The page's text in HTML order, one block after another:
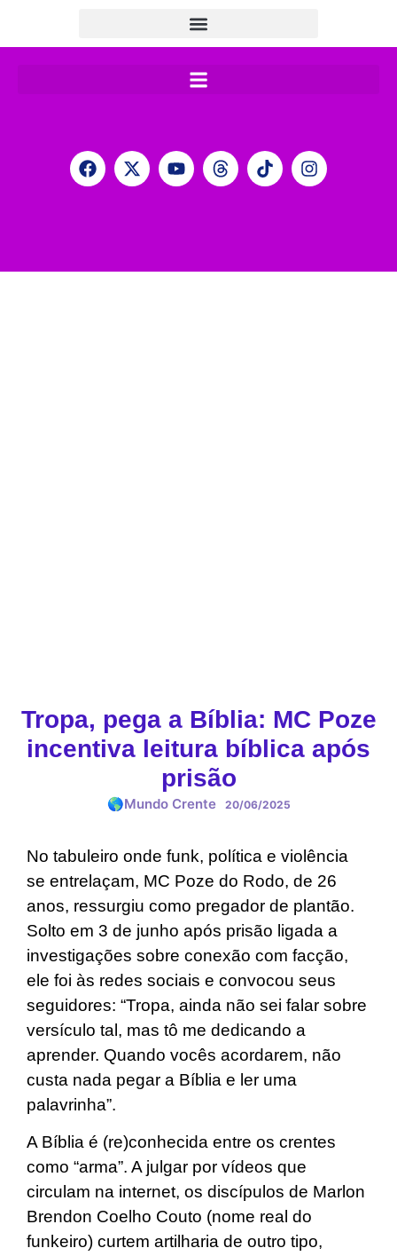
Tropa, pega a Bíblia: MC Poze
incentiva leitura bíblica após
prisão
🌎Mundo Crente 20/06/2025
No tabuleiro onde funk, política e violência
se entrelaçam, MC Poze do Rodo, de 26
anos, ressurgiu como pregador de plantão.
Solto em 3 de junho após prisão ligada a
investigações sobre conexão com facção,
ele foi às redes sociais e convocou seus
seguidores: “Tropa, ainda não sei falar sobre
versículo tal, mas tô me dedicando a
aprender. Quando vocês acordarem, não
custa nada pegar a Bíblia e ler uma
palavrinha”.
A Bíblia é (re)conhecida entre os crentes
como “arma”. A julgar por vídeos que
circulam na internet, os discípulos de Marlon
Brendon Coelho Couto (nome real do
funkeiro) curtem artilharia de outro tipo,